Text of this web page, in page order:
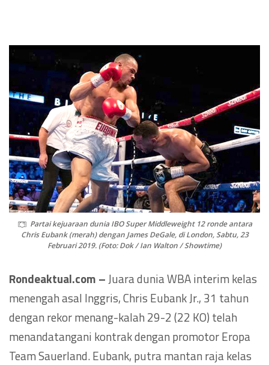
Partai kejuaraan dunia IBO Super Middleweight 12 ronde antara
Chris Eubank (merah) dengan James DeGale, di London, Sabtu, 23
Februari 2019. (Foto: Dok / Ian Walton / Showtime)
Rondeaktual.com –Juara dunia WBA interim kelas
menengah asal Inggris, Chris Eubank Jr., 31 tahun
dengan rekor menang-kalah 29-2 (22 KO) telah
menandatangani kontrak dengan promotor Eropa
Team Sauerland. Eubank, putra mantan raja kelas